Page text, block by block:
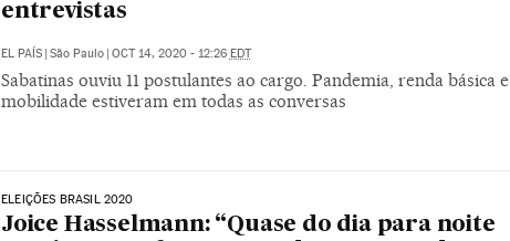
entrevistas
EL PAÍS | São Paulo | OCT 14, 2020 - 12:26 EDT
Sabatinas ouviu 11 postulantes ao cargo. Pandemia, renda básica e
mobilidade estiveram em todas as conversas
ELEIÇÕES BRASIL 2020
Joice Hasselmann: “Quase do dia para noite